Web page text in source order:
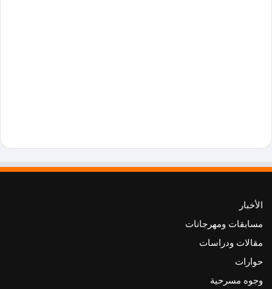
الأخبار
مسابقات ومهرجانات
مقالات ودراسات
حوارات
وجوه مسرحية